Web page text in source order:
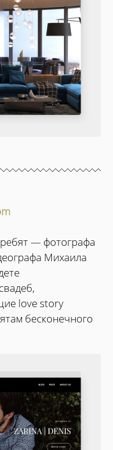
— фотографа
Михаила
love story
бесконечного